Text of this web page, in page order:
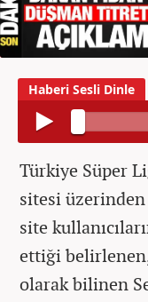
Türkiye Süper
sitesi üzerinden
site
ettiği
olarak bilinen